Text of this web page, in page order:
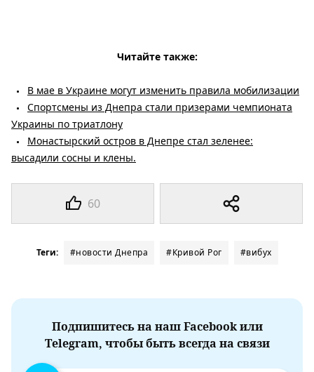
60
Читайте также:
В мае в Украине могут изменить правила мобилизации
Спортсмены из Днепра стали призерами чемпионата
Украины по триатлону
Монастырский остров в Днепре стал зеленее:
высадили сосны и клены.
Теги: #новости Днепра #Кривой Рог #вибух
Подпишитесь на наш Facebook или
Telegram, чтобы быть всегда на связи